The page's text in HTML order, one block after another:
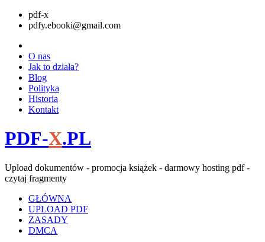
pdf-x
pdfy.ebooki@gmail.com
O nas
Jak to działa?
Blog
Polityka
Historia
Kontakt
PDF-X.PL
Upload dokumentów - promocja książek - darmowy hosting pdf -
czytaj fragmenty
GŁÓWNA
UPLOAD PDF
ZASADY
DMCA